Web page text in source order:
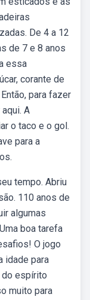
De 4 a 12
de 7 e 8 anos
essa
corante de
para fazer
A
o taco e o gol.
para a
tempo. Abriu
110 anos de
algumas
boa tarefa
O jogo
idade para
do espírito
muito para